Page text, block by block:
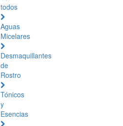
todos
Aguas
Micelares
Desmaquillantes
de
Rostro
Tónicos
y
Esencias